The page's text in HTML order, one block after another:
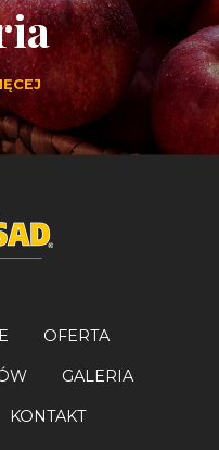
OFERTA
GALERIA
KONTAKT